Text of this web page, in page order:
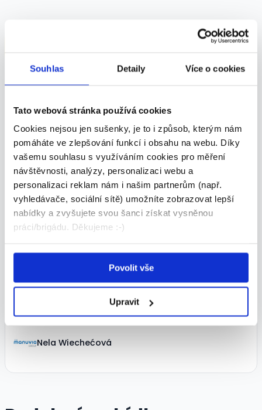
Souhlas Detaily Více o cookies
Tato webová stránka používá cookies
Cookies nejsou jen sušenky, je to i způsob, kterým nám
pomáháte ve zlepšování funkcí i obsahu na webu. Díky
vašemu souhlasu s využíváním cookies pro měření
návštěvnosti, analýzy, personalizaci webu a
personalizaci reklam nám i našim partnerům (např.
vyhledávače, sociální sítě) umožníte zobrazovat lepší
nabídky a zvyšujete svou šanci získat vysněnou
práci/brigádu. Děkujeme :-)
Povolit vše
Upravit
Shrnutí nabídky
Dělník
MZDA:
31 000 - 34 000 Kč/měs.
ÚVAZEK:
Plný
Kontaktní osoba
Nela Wiechećová